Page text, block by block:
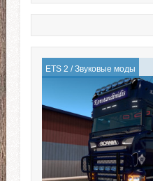
ETS 2 /Звуковые моды